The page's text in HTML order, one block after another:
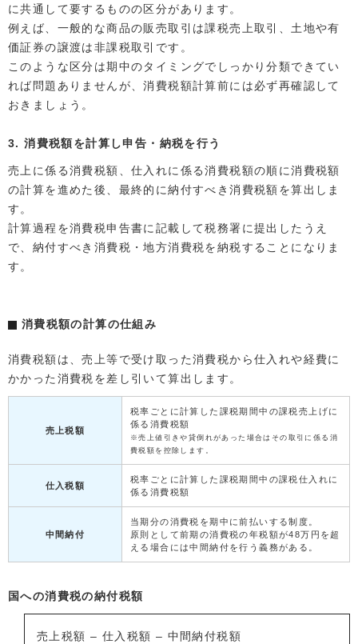
に共通して要するものの区分があります。
例えば、一般的な商品の販売取引は課税売上取引、土地や有
価証券の譲渡は非課税取引です。
このような区分は期中のタイミングでしっかり分類できてい
れば問題ありませんが、消費税額計算前には必ず再確認して
おきましょう。
3. 消費税額を計算し申告・納税を行う
売上に係る消費税額、仕入れに係る消費税額の順に消費税額
の計算を進めた後、最終的に納付すべき消費税額を算出しま
す。
計算過程を消費税申告書に記載して税務署に提出したうえ
で、納付すべき消費税・地方消費税を納税することになりま
す。
消費税額の計算の仕組み
消費税額は、売上等で受け取った消費税から仕入れや経費に
かかった消費税を差し引いて算出します。
売上税額
税率ごとに計算した課税期間中の課税売上げに
係る消費税額
※売上値引きや貸倒れがあった場合はその取引に係る消
費税額を控除します。
仕入税額
税率ごとに計算した課税期間中の課税仕入れに
係る消費税額
中間納付
当期分の消費税を期中に前払いする制度。
原則として前期の消費税の年税額が48万円を超
える場合には中間納付を行う義務がある。
国への消費税の納付税額
売上税額 – 仕入税額 – 中間納付税額